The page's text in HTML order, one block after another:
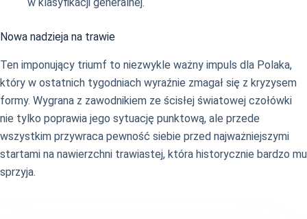
Nowa nadzieja na trawie
Ten imponujący triumf to niezwykle ważny impuls dla Polaka,
który w ostatnich tygodniach wyraźnie zmagał się z kryzysem
formy. Wygrana z zawodnikiem ze ścisłej światowej czołówki
nie tylko poprawia jego sytuację punktową, ale przede
wszystkim przywraca pewność siebie przed najważniejszymi
startami na nawierzchni trawiastej, która historycznie bardzo mu
sprzyja.